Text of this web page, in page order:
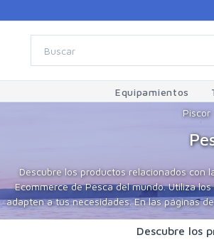
Equipamientos
Piscor
Descubre los productos relacionados con
Ecommerce de Pesca del mundo. Utiliza
adapten a tus necesidades. En las páginas
Descubre los